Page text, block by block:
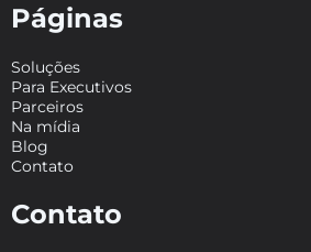
Páginas
Soluções
Para Executivos
Parceiros
Na mídia
Blog
Contato
Contato